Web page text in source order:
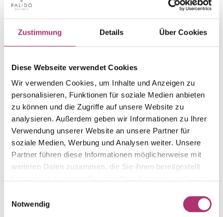
Zustimmung Details Über Cookies
Diese Webseite verwendet Cookies
Wir verwenden Cookies, um Inhalte und Anzeigen zu
personalisieren, Funktionen für soziale Medien anbieten
zu können und die Zugriffe auf unsere Website zu
analysieren. Außerdem geben wir Informationen zu Ihrer
Verwendung unserer Website an unsere Partner für
soziale Medien, Werbung und Analysen weiter. Unsere
Partner führen diese Informationen möglicherweise mit
weiteren Daten zusammen, die Sie ihnen bereitgestellt
Notwendig
rund · 10mm
UVP: € 182,00
Anhänger Buchstabe · C320-A
Elements Gold · Anhänger Buchstabe ·
Gelbgold 585 · 6 mm
UVP: € 99,00
Gravurplatte · C308-024
Elements Gold · Gravurplatte · Gelbgold 585 ·